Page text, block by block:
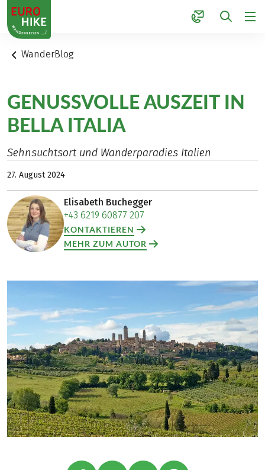
1
WanderBlog
GENUSSVOLLE AUSZEIT IN
BELLA ITALIA
Sehnsuchtsort und Wanderparadies Italien
27. August 2024
Elisabeth Buchegger
+43 6219 60877 207
KONTAKTIEREN
MEHR ZUM AUTOR